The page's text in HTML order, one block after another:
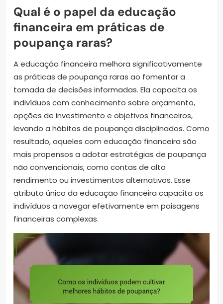
Qual é o papel da educação
financeira em práticas de
poupança raras?
A educação financeira melhora significativamente
as práticas de poupança raras ao fomentar a
tomada de decisões informadas. Ela capacita os
indivíduos com conhecimento sobre orçamento,
opções de investimento e objetivos financeiros,
levando a hábitos de poupança disciplinados. Como
resultado, aqueles com educação financeira são
mais propensos a adotar estratégias de poupança
não convencionais, como contas de alto
rendimento ou investimentos alternativos. Esse
atributo único da educação financeira capacita os
indivíduos a navegar efetivamente em paisagens
financeiras complexas.